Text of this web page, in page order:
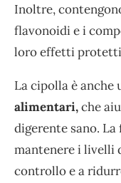
Inoltre,
flavonoidi e i
loro effetti
La cipolla è anche
alimentari,che
digerente sano.
mantenere i livelli
controllo e a